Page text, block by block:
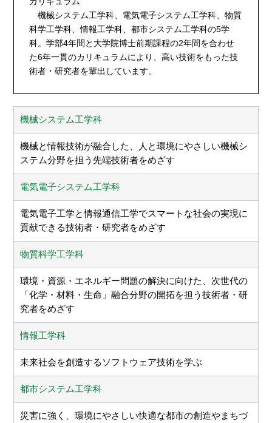
機械システム工学科、電気電子システム工学科、物質
科学工学科、情報工学科、都市システム工学科の5学
科。学部4年間と大学院博士前期課程の2年間を合わせ
た6年一貫のカリキュラムにより、高い技術をもった技
術者・研究者を輩出しています。
機械システム工学科
機械と情報技術が融合した、人と環境にやさしい機械シ
ステム分野を担う先端技術者をめざす
電気電子システム工学科
電気電子工学と情報通信工学でスマートな社会の実現に
貢献できる技術者・研究者をめざす
物質科学工学科
環境・資源・エネルギー問題の解決に向けた、次世代の
「化学・材料・生命」融合分野の開拓を担う技術者・研
究者をめざす
情報工学科
未来社会を創造するソフトウェア技術を学ぶ
都市システム工学科
災害に強く、環境にやさしい快適な都市の創造やまちづ